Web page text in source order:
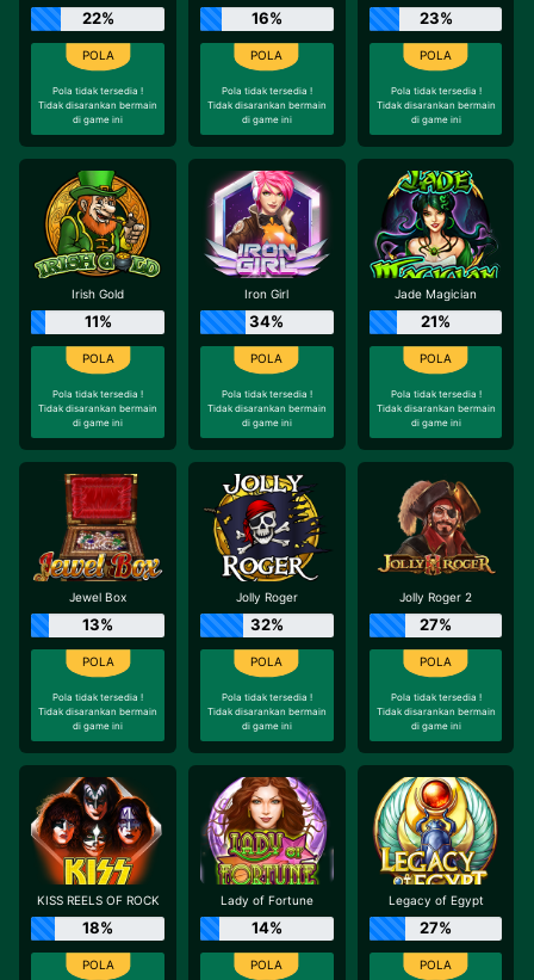
22%
Pola tidak tersedia !
Tidak disarankan bermain
di game ini
16%
Pola tidak tersedia !
Tidak disarankan bermain
di game ini
23%
Pola tidak tersedia !
Tidak disarankan bermain
di game ini
Irish Gold
11%
Pola tidak tersedia !
Tidak disarankan bermain
di game ini
Iron Girl
34%
Pola tidak tersedia !
Tidak disarankan bermain
di game ini
Jade Magician
21%
Pola tidak tersedia !
Tidak disarankan bermain
di game ini
Jewel Box
13%
Pola tidak tersedia !
Tidak disarankan bermain
di game ini
Jolly Roger
32%
Pola tidak tersedia !
Tidak disarankan bermain
di game ini
Jolly Roger 2
27%
Pola tidak tersedia !
Tidak disarankan bermain
di game ini
KISS REELS OF ROCK
18%
Lady of Fortune
14%
Legacy of Egypt
27%